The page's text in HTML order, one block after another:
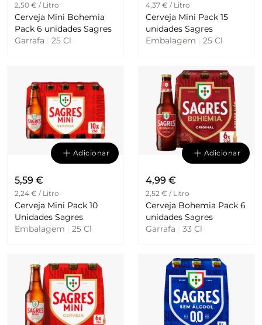
2,50 € / Litro
Cerveja Mini Bohemia
Pack 6 unidades Sagres
Garrafa
25 Cl
4,37 € / Litro
Cerveja Mini Pack 15
unidades Sagres
Embalagem
25 Cl
Adicionar
5,59 €
2,24 € / Litro
Cerveja Mini Pack 10
Unidades Sagres
Embalagem
25 Cl
Adicionar
4,99 €
2,52 € / Litro
Cerveja Bohemia Pack 6
unidades Sagres
Garrafa
33 Cl